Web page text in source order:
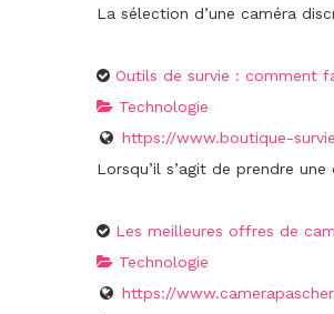
La sélection d’une caméra
Outils de survie : comment
Technologie
https://www.boutique-
Lorsqu’il s’agit de prendre
Les meilleures offres de
Technologie
https://